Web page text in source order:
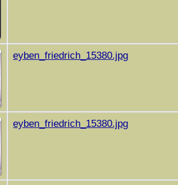
eyben_friedrich_15380.jpg
eyben_friedrich_15380.jpg